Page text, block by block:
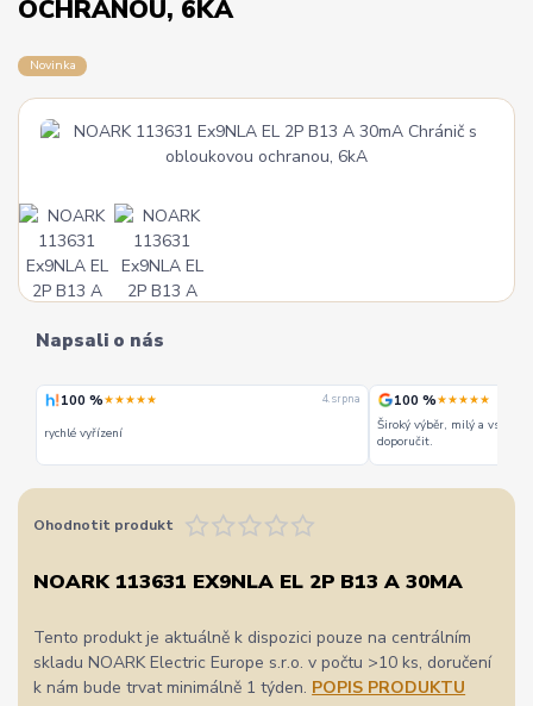
OCHRANOU, 6KA
Novinka
Napsali o nás
100 %★★★★★ 4. srpna
rychlé vyřízení
100 %★★★★★
Široký výběr, milý a
doporučit.
Ohodnotit produkt
NOARK 113631 EX9NLA EL 2P B13 A 30MA
Tento produkt je aktuálně k dispozici pouze na centrálním
skladu NOARK Electric Europe s.r.o. v počtu >10 ks, doručení
k nám bude trvat minimálně 1 týden. POPIS PRODUKTU